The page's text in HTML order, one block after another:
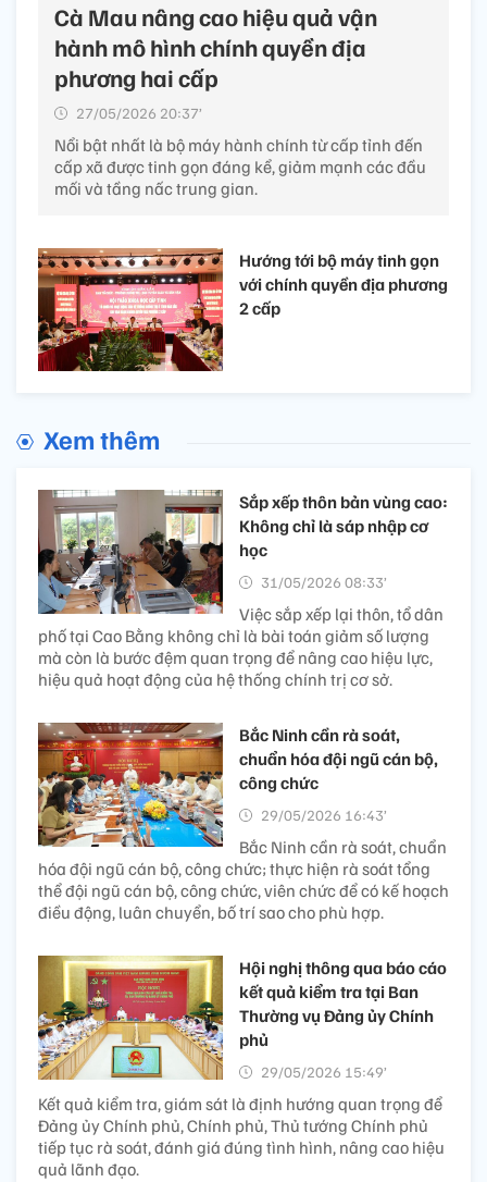
Cà Mau nâng cao hiệu quả vận
hành mô hình chính quyền địa
phương hai cấp
27/05/2026 20:37’
Nổi bật nhất là bộ máy hành chính từ cấp tỉnh đến
cấp xã được tinh gọn đáng kể, giảm mạnh các đầu
mối và tầng nấc trung gian.
Hướng tới bộ máy tinh gọn
với chính quyền địa phương
2 cấp
Xem thêm
Sắp xếp thôn bản vùng cao:
Không chỉ là sáp nhập cơ
học
31/05/2026 08:33’
Việc sắp xếp lại thôn, tổ dân
phố tại Cao Bằng không chỉ là bài toán giảm số lượng
mà còn là bước đệm quan trọng để nâng cao hiệu lực,
hiệu quả hoạt động của hệ thống chính trị cơ sở.
Bắc Ninh cần rà soát,
chuẩn hóa đội ngũ cán bộ,
công chức
29/05/2026 16:43’
Bắc Ninh cần rà soát, chuẩn
hóa đội ngũ cán bộ, công chức; thực hiện rà soát tổng
thể đội ngũ cán bộ, công chức, viên chức để có kế hoạch
điều động, luân chuyển, bố trí sao cho phù hợp.
Hội nghị thông qua báo cáo
kết quả kiểm tra tại Ban
Thường vụ Đảng ủy Chính
phủ
29/05/2026 15:49’
Kết quả kiểm tra, giám sát là định hướng quan trọng để
Đảng ủy Chính phủ, Chính phủ, Thủ tướng Chính phủ
tiếp tục rà soát, đánh giá đúng tình hình, nâng cao hiệu
quả lãnh đạo.